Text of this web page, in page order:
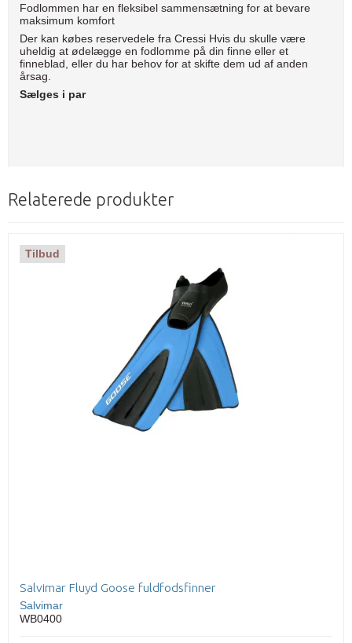
Fodlommen har en fleksibel sammensætning for at bevare
maksimum komfort
Der kan købes reservedele fra Cressi Hvis du skulle være
uheldig at ødelægge en fodlomme på din finne eller et
finneblad, eller du har behov for at skifte dem ud af anden
årsag.
Sælges i par
Relaterede produkter
Tilbud
Salvimar Fluyd Goose fuldfodsfinner
Salvimar
WB0400